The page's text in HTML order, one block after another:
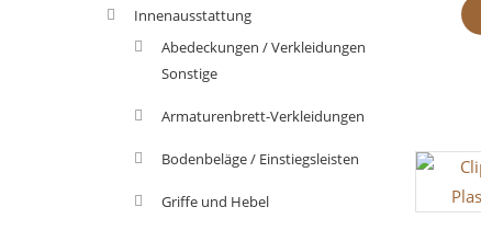
Innenausstattung
Abedeckungen / Verkleidungen
Sonstige
Armaturenbrett-Verkleidungen
Bodenbeläge / Einstiegsleisten
Griffe und Hebel